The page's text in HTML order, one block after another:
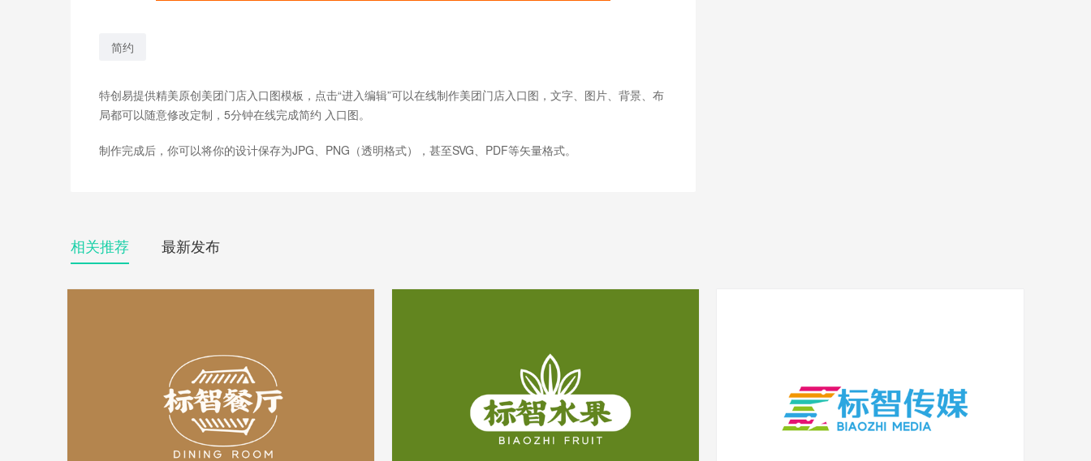
简约
特创易提供精美原创美团门店入口图模板，点击“进入编辑”可以在线制作美团门店入口图，文字、图片、背景、布
局都可以随意修改定制，5分钟在线完成简约 入口图。
制作完成后，你可以将你的设计保存为JPG、PNG（透明格式），甚至SVG、PDF等矢量格式。
相关推荐 最新发布